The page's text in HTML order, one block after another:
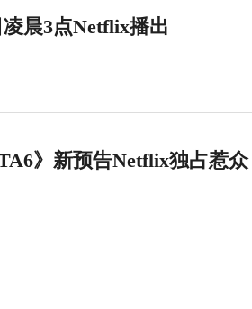
凌晨3点Netflix播出
》新预告Netflix独占惹众